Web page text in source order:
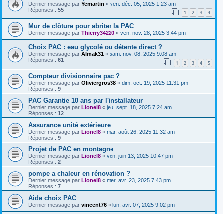
Dernier message par Yemartin « ven. déc. 05, 2025 1:23 am
Réponses : 55 1 2 3 4
Mur de clôture pour abriter la PAC
Dernier message par Thierry34220 « ven. nov. 28, 2025 3:44 pm
Choix PAC : eau glycolé ou détente direct ?
Dernier message par Almak31 « sam. nov. 08, 2025 9:08 am
Réponses : 61 1 2 3 4 5
Compteur divisionnaire pac ?
Dernier message par Oliviergros38 « dim. oct. 19, 2025 11:31 pm
Réponses : 9
PAC Garantie 10 ans par l'installateur
Dernier message par Lionel8 « jeu. sept. 18, 2025 7:24 am
Réponses : 12
Assurance unité extérieure
Dernier message par Lionel8 « mar. août 26, 2025 11:32 am
Réponses : 9
Projet de PAC en montagne
Dernier message par Lionel8 « ven. juin 13, 2025 10:47 pm
Réponses : 2
pompe a chaleur en rénovation ?
Dernier message par Lionel8 « mer. avr. 23, 2025 7:43 pm
Réponses : 7
Aide choix PAC
Dernier message par vincent76 « lun. avr. 07, 2025 9:02 pm